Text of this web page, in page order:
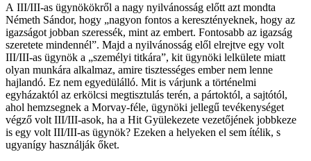
A III/III-as ügynökökről a nagy nyilvánosság előtt azt mondta
Németh Sándor, hogy „nagyon fontos a keresztényeknek, hogy az
igazságot jobban szeressék, mint az embert. Fontosabb az igazság
szeretete mindennél”. Majd a nyilvánosság elől elrejtve egy volt
III/III-as ügynök a „személyi titkára”, kit ügynöki lelkülete miatt
olyan munkára alkalmaz, amire tisztességes ember nem lenne
hajlandó. Ez nem egyedülálló. Mit is várjunk a történelmi
egyházaktól az erkölcsi megtisztulás terén, a pártoktól, a sajtótól,
ahol hemzsegnek a Morvay-féle, ügynöki jellegű tevékenységet
végző volt III/III-asok, ha a Hit Gyülekezete vezetőjének jobbkeze
is egy volt III/III-as ügynök? Ezeken a helyeken el sem ítélik, s
ugyanígy használják őket.